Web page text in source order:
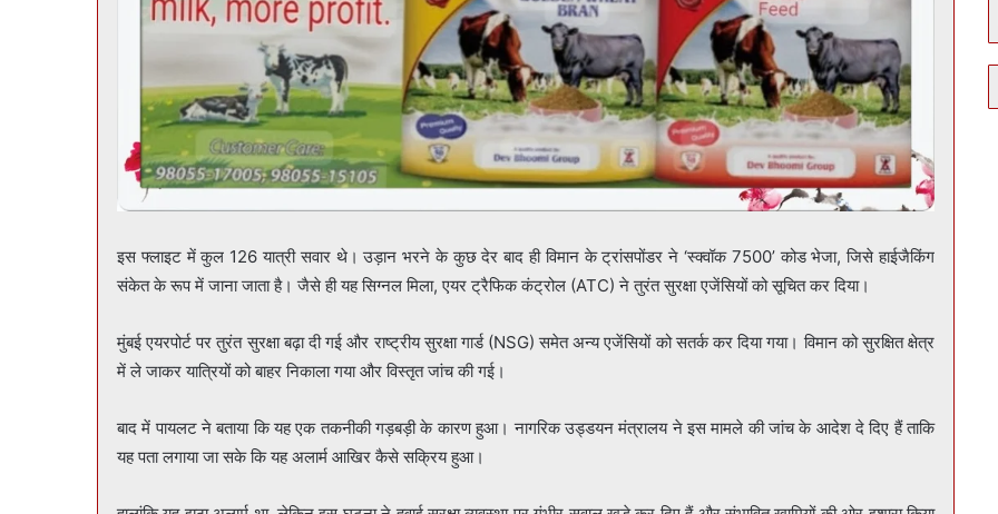
इस फ्लाइट में कुल 126 यात्री सवार थे। उड़ान भरने के कुछ देर बाद ही विमान के ट्रांसपोंडर ने ‘स्क्वॉक 7500’ कोड भेजा, जिसे हाईजैकिंग
संकेत के रूप में जाना जाता है। जैसे ही यह सिग्नल मिला, एयर ट्रैफिक कंट्रोल (ATC) ने तुरंत सुरक्षा एजेंसियों को सूचित कर दिया।
मुंबई एयरपोर्ट पर तुरंत सुरक्षा बढ़ा दी गई और राष्ट्रीय सुरक्षा गार्ड (NSG) समेत अन्य एजेंसियों को सतर्क कर दिया गया। विमान को सुरक्षित क्षेत्र
में ले जाकर यात्रियों को बाहर निकाला गया और विस्तृत जांच की गई।
बाद में पायलट ने बताया कि यह एक तकनीकी गड़बड़ी के कारण हुआ। नागरिक उड्डयन मंत्रालय ने इस मामले की जांच के आदेश दे दिए हैं ताकि
यह पता लगाया जा सके कि यह अलार्म आखिर कैसे सक्रिय हुआ।